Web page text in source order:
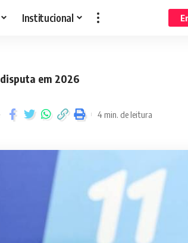
Institucional
em 2026
4 min. de leitura